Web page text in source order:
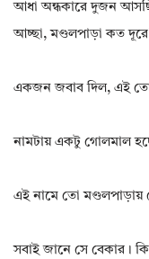
আধা অন্ধকারে দুজন
আচ্ছা, মণ্ডলপাড়া কত
একজন জবাব দিল, এই তো,
নামটায় একটু গোলমাল
এই নামে তো মণ্ডলপাড়ায়
সবাই জানে সে বেকার।